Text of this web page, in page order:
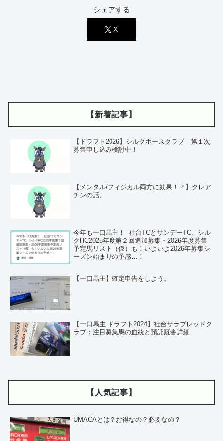
シェアする
X
【新着記事】
【ドラフト2026】シルクホースクラブ 第１次
募集申し込み検討中！
【メンタル/フィジカル両方に効果！？】クレア
チンの話。
今年も一口馬主！ ‐社台TCとサンデーTC、シル
クHC2025年度第２回追加募集・2026年度募集
予定馬リスト（仮）も！いよいよ2026年募集シ
ーズン始まりの予感…！
【一口馬主】確定申告をしよう。
【一口馬主 ドラフト2024】社台サラブレッドク
ラブ：注目募集馬の血統と預託厩舎詳細
【人気記事】
UMACAとは？お得なの？必要なの？